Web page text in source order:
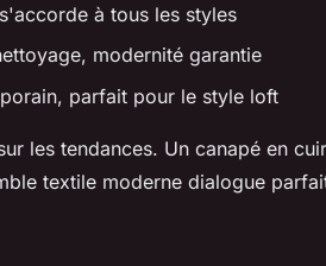
à tous les styles
modernité garantie
parfait pour le style loft
les tendances. Un canapé en
textile moderne dialogue